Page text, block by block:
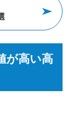
が高い高